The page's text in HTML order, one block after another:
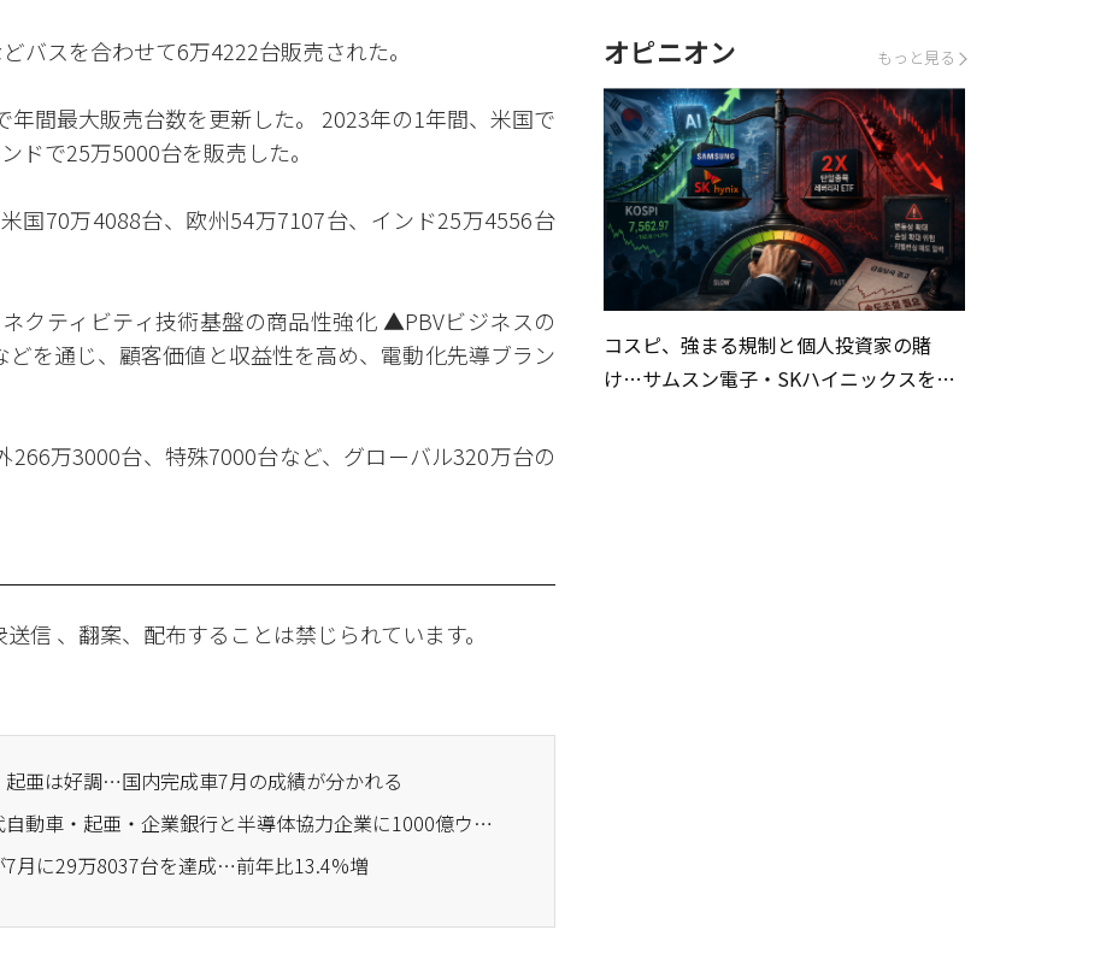
スを合わせて6万4222台販売された。
間最大販売台数を更新した。 2023年の1年間、米国で
ドで25万5000台を販売した。
国70万4088台、欧州54万7107台、インド25万4556台
クティビティ技術基盤の商品性強化 ▲PBVビジネスの
を通じ、顧客価値と収益性を高め、電動化先導ブラン
266万3000台、特殊7000台など、グローバル320万台の
信 、翻案、配布することは禁じられています。
起亜は好調…国内完成車7月の成績が分かれる
· 技術保証基金、現代自動車・起亜・企業銀行と半導体協力企業に1000億ウォンの金融支援
7月に29万8037台を達成…前年比13.4%増
オピニオン もっと見る
コスピ、強まる規制と個人投資家の賭
け…サムスン電子・SKハイニックスを巡